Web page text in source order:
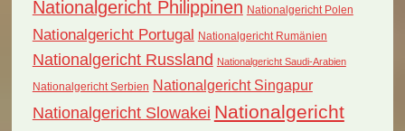
Nationalgericht Philippinen Nationalgericht Polen
Nationalgericht Portugal Nationalgericht Rumänien
Nationalgericht Russland Nationalgericht Saudi-Arabien
Nationalgericht Serbien Nationalgericht Singapur
Nationalgericht Slowakei Nationalgericht